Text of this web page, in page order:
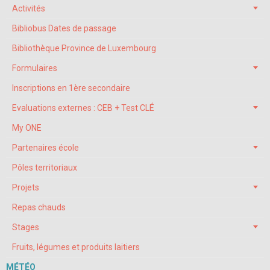
Activités
Bibliobus Dates de passage
Bibliothèque Province de Luxembourg
Formulaires
Inscriptions en 1ère secondaire
Evaluations externes : CEB + Test CLÉ
My ONE
Partenaires école
Pôles territoriaux
Projets
Repas chauds
Stages
Fruits, légumes et produits laitiers
MÉTÉO